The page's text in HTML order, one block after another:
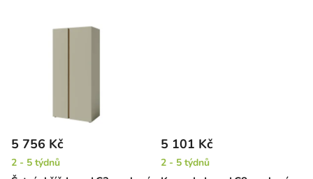
5 756 Kč
2 - 5 týdnů
5 101 Kč
2 - 5 týdnů